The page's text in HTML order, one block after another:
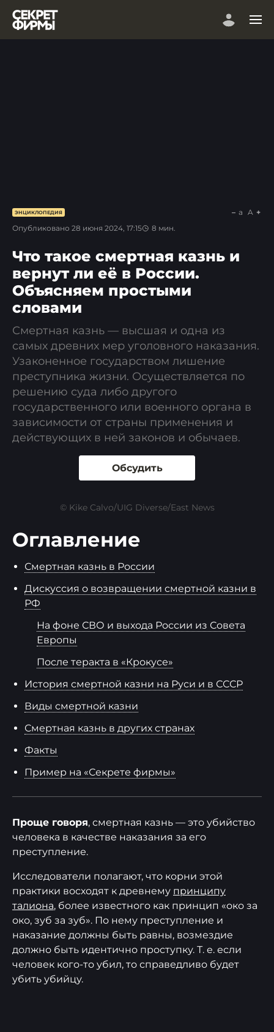
ЭНЦИКЛОПЕДИЯ
Опубликовано 28 июня 2024, 17:15 8 мин.
a A
Что такое смертная казнь и
вернут ли её в России.
Объясняем простыми
словами
Смертная казнь — высшая и одна из
самых древних мер уголовного наказания.
Узаконенное государством лишение
преступника жизни. Осуществляется по
решению суда либо другого
государственного или военного органа в
зависимости от страны применения и
действующих в ней законов и обычаев.
Обсудить
© Kike Calvo/UIG Diverse/East News
Оглавление
Смертная казнь в России
Дискуссия о возвращении смертной казни в
РФ
На фоне СВО и выхода России из Совета
Европы
После теракта в «Крокусе»
История смертной казни на Руси и в СССР
Виды смертной казни
Смертная казнь в других странах
Факты
Пример на «Секрете фирмы»
Проще говоря, смертная казнь — это убийство
человека в качестве наказания за его
преступление.
Исследователи полагают, что корни этой
практики восходят к древнему принципу
талиона, более известного как принцип «око за
око, зуб за зуб». По нему преступление и
наказание должны быть равны, возмездие
должно быть идентично проступку. Т. е. если
человек кого-то убил, то справедливо будет
убить убийцу.